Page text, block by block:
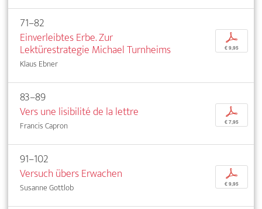
71–82
Einverleibtes Erbe. Zur
Lektürestrategie Michael Turnheims
Klaus Ebner
p
€ 9,95
83–89
Vers une lisibilité de la lettre
Francis Capron
p
€ 7,95
91–102
Versuch übers Erwachen
Susanne Gottlob
p
€ 9,95